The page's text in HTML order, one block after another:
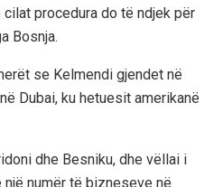
procedura do të ndjek për
Bosnja.
se Kelmendi gjendet në
Dubai, ku hetuesit amerikanë
dhe Besniku, dhe vëllai i
numër të bizneseve në